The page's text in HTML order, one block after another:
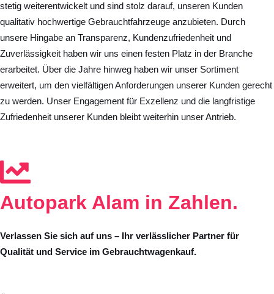
stetig weiterentwickelt und sind stolz darauf, unseren Kunden
qualitativ hochwertige Gebrauchtfahrzeuge anzubieten. Durch
unsere Hingabe an Transparenz, Kundenzufriedenheit und
Zuverlässigkeit haben wir uns einen festen Platz in der Branche
erarbeitet. Über die Jahre hinweg haben wir unser Sortiment
erweitert, um den vielfältigen Anforderungen unserer Kunden gerecht
zu werden. Unser Engagement für Exzellenz und die langfristige
Zufriedenheit unserer Kunden bleibt weiterhin unser Antrieb.
Autopark Alam in Zahlen.
Verlassen Sie sich auf uns – Ihr verlässlicher Partner für
Qualität und Service im Gebrauchtwagenkauf.